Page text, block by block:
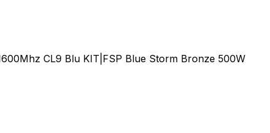
CL9 Blu KIT|FSP Blue Storm Bronze 500W